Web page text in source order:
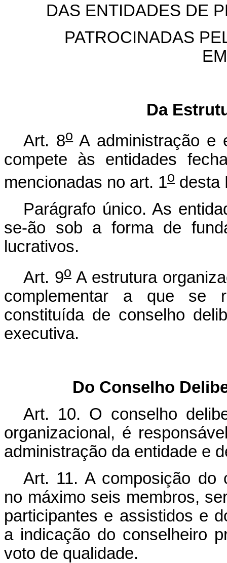
DAS ENTIDADES DE
PATROCINADAS
Da
Art. 8oA administração e
compete às entidades
mencionadas no art. 1o desta
Parágrafo único. As
se-ão sob a forma de
lucrativos.
Art. 9o A estrutura
complementar a que se
constituída de conselho
executiva.
Do Conselho
Art. 10. O conselho
organizacional, é
administração da entidade e
Art. 11. A composição do
no máximo seis membros,
participantes e assistidos e
a indicação do conselheiro
voto de qualidade.